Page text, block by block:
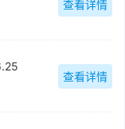
查看详情
查看详情